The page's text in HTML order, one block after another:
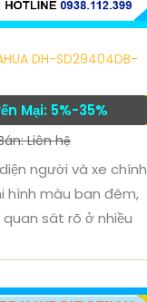
DH-SD29404DB-
Mại: 5%-35%
Liên hệ
người và xe chính
hình màu ban đêm,
sát rõ ở nhiều